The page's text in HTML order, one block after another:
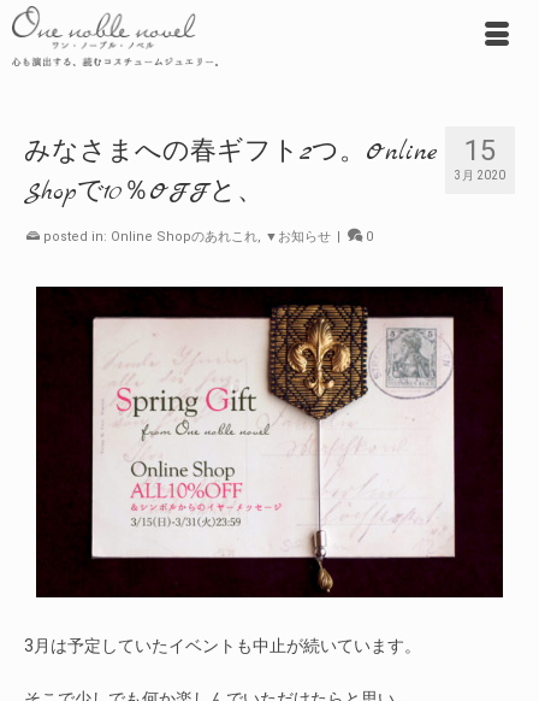
15
3月 2020
みなさまへの春ギフト2つ。Online
Shopで10％OFFと、
posted in: Online Shopのあれこれ, ▼お知らせ | 0
3月は予定していたイベントも中止が続いています。